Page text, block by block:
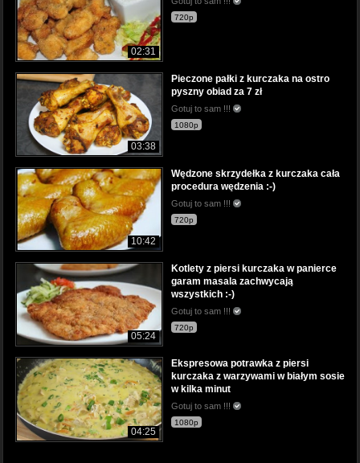
02:31
720p
03:38
Pieczone pałki z kurczaka na ostro
pyszny obiad za 7 zł
Gotuj to sam !!!
1080p
10:42
Wędzone skrzydełka z kurczaka cała
procedura wędzenia :-)
Gotuj to sam !!!
720p
05:24
Kotlety z piersi kurczaka w panierce
garam masala zachwycają
wszystkich :-)
Gotuj to sam !!!
720p
04:25
Ekspresowa potrawka z piersi
kurczaka z warzywami w białym sosie
w kilka minut
Gotuj to sam !!!
1080p